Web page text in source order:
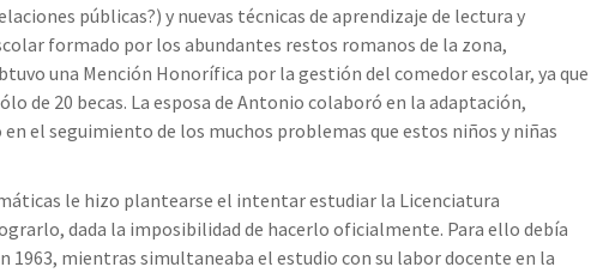
públicas?) y nuevas técnicas de aprendizaje de lectura y
formado por los abundantes restos romanos de la zona,
una Mención Honorífica por la gestión del comedor escolar, ya que
de 20 becas. La esposa de Antonio colaboró en la adaptación,
el seguimiento de los muchos problemas que estos niños y niñas
le hizo plantearse el intentar estudiar la Licenciatura
dada la imposibilidad de hacerlo oficialmente. Para ello debía
1963, mientras simultaneaba el estudio con su labor docente en la